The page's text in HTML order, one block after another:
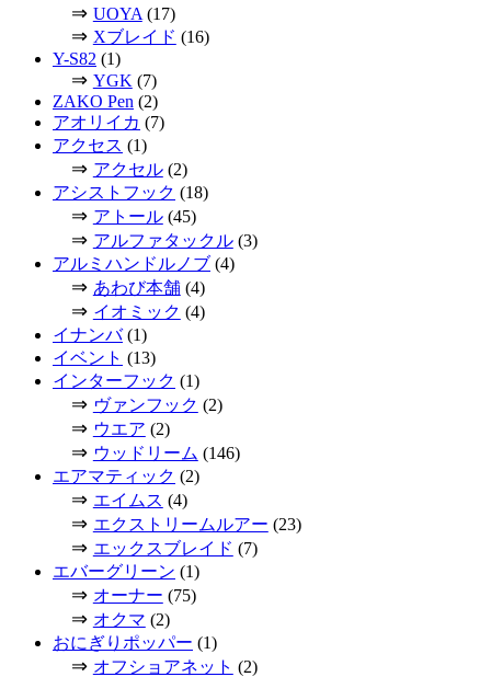
⇒ UOYA (17)
⇒ Xブレイド (16)
Y-S82 (1)
⇒ YGK (7)
ZAKO Pen (2)
アオリイカ (7)
アクセス (1)
⇒ アクセル(2)
アシストフック (18)
⇒ アトール(45)
⇒ アルファタックル(3)
アルミハンドルノブ (4)
⇒ あわび本舗(4)
⇒ イオミック (4)
イナンバ(1)
イベント (13)
インターフック (1)
⇒ ヴァンフック (2)
⇒ ウエア (2)
⇒ ウッドリーム (146)
エアマティック (2)
⇒ エイムス (4)
⇒ エクストリームルアー (23)
⇒ エックスブレイド (7)
エバーグリーン (1)
⇒ オーナー (75)
⇒ オクマ (2)
おにぎりポッパー (1)
⇒ オフショアネット (2)